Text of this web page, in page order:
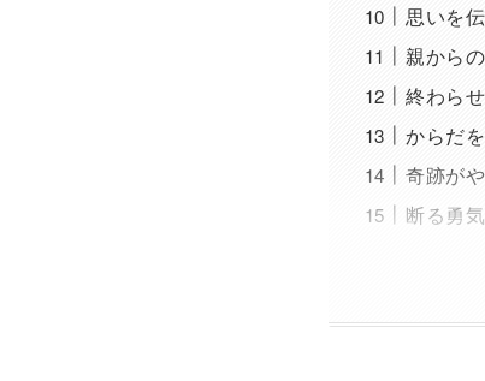
思いを
親から
終わら
からだ
奇跡が
断る勇気